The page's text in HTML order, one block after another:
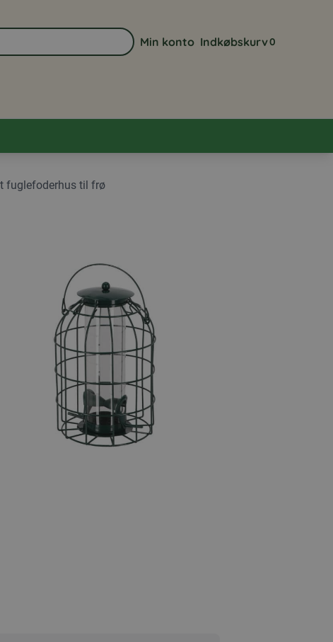
Gå til min kontoside
Min konto
Se din
Indkøbskurv0
fuglefoderhus til frø